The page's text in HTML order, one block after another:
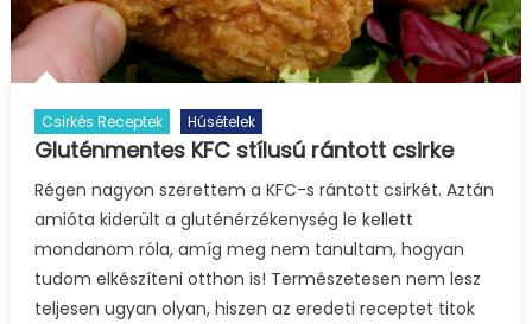
Csirkés Receptek Húsételek
Gluténmentes KFC stílusú rántott csirke
Régen nagyon szerettem a KFC-s rántott csirkét. Aztán
amióta kiderült a gluténérzékenység le kellett
mondanom róla, amíg meg nem tanultam, hogyan
tudom elkészíteni otthon is! Természetesen nem lesz
teljesen ugyan olyan, hiszen az eredeti receptet titok